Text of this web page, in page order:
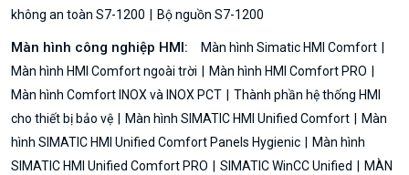
không an toàn S7-1200
Bộ nguồn S7-1200
Màn hình công nghiệp HMI:
Màn hình Simatic HMI Comfort
Màn hình HMI Comfort ngoài trời
Màn hình HMI Comfort PRO
Màn hình Comfort INOX và INOX PCT
Thành phần hệ thống HMI
cho thiết bị bảo vệ
Màn hình SIMATIC HMI Unified Comfort
Màn
hình SIMATIC HMI Unified Comfort Panels Hygienic
Màn hình
SIMATIC HMI Unified Comfort PRO
SIMATIC WinCC Unified
MÀN